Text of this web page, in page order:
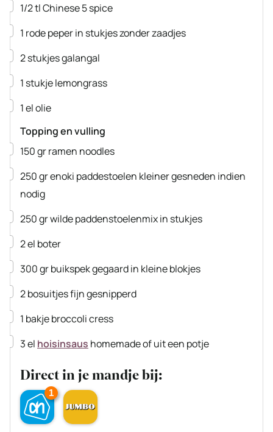
▢
1/2tlChinese 5 spice
▢
1 rode peperin stukjes zonder zaadjes
▢
2stukjesgalangal
▢
1 stukjelemongrass
▢
1elolie
Topping en vulling
▢
150grramen noodles
▢
250grenoki paddestoelen kleiner gesneden indien
nodig
▢
250grwilde paddenstoelenmixin stukjes
▢
2el boter
▢
300grbuikspekgegaard in kleine blokjes
▢
2bosuitjesfijn gesnipperd
▢
1 bakjebroccoli cress
▢
3el hoisinsaus homemade of uit een potje
Direct in je mandje bij:
1